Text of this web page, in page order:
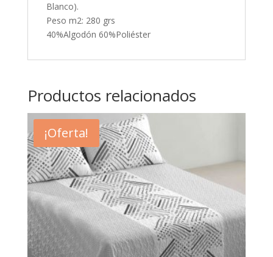
Blanco).
Peso m2: 280 grs
40%Algodón 60%Poliéster
Productos relacionados
¡Oferta!